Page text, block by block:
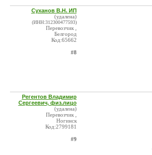
Суханов В.Н. ИП
(удалена)
(ИНН:312300477593)
Перевозчик ,
Белгород
Код:65662
#8
Регентов Владимир
Сергеевич, физ.лицо
(удалена)
Перевозчик ,
Ногинск
Код:2799181
#9